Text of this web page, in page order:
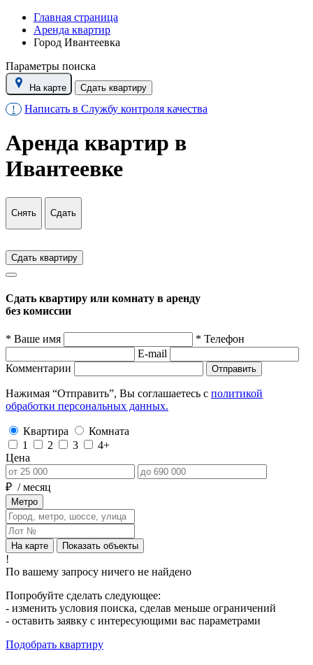
Главная страница
Аренда квартир
Город Ивантеевка
Параметры поиска
На карте Сдать квартиру
! Написать в Службу контроля качества
Аренда квартир в
Ивантеевке
Снять Сдать
Сдать квартиру
Сдать квартиру или комнату в аренду
без комиссии
* Ваше имя
* Телефон
E-mail
Комментарии
Отправить
Нажимая “Отправить”, Вы соглашаетесь с политикой
обработки персональных данных.
Квартира
Комната
1
2 3
4+
Цена
₽ / месяц
Метро
На карте Показать объекты
!
По вашему запросу ничего не найдено
Попробуйте сделать следующее:
- изменить условия поиска, сделав меньше ограничений
- оставить заявку с интересующими вас параметрами
Подобрать квартиру